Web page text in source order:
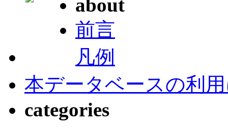
about
前言
凡例
本データベースの利
categories